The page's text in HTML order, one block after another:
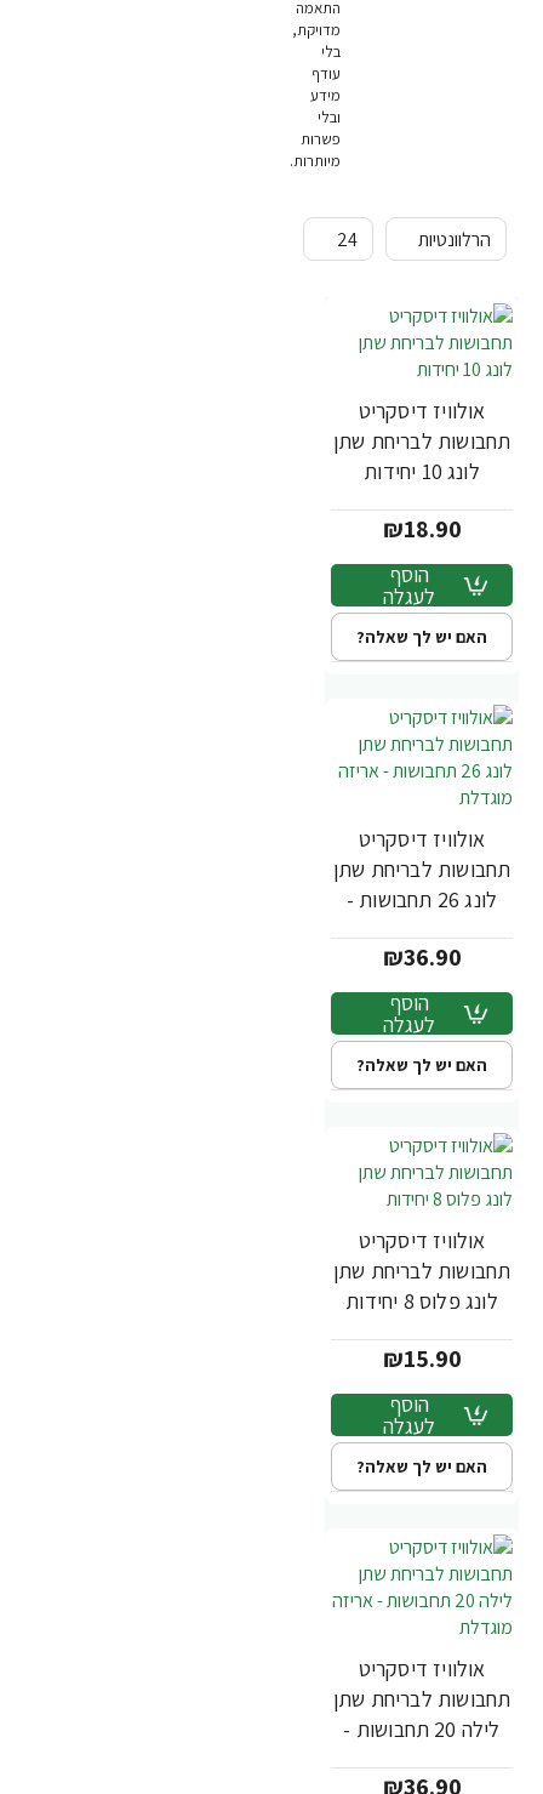
התאמה
מדויקת,
בלי
עודף
מידע
ובלי
פשרות
מיותרות.
אולוויז דיסקריט
תחבושות לבריחת שתן
לונג 10 יחידות
₪18.90
הוסף
לעגלה
האם יש לך שאלה?
אולוויז דיסקריט
תחבושות לבריחת שתן
לונג 26 תחבושות -
₪36.90
הוסף
לעגלה
האם יש לך שאלה?
אולוויז דיסקריט
תחבושות לבריחת שתן
לונג פלוס 8 יחידות
₪15.90
הוסף
לעגלה
האם יש לך שאלה?
אולוויז דיסקריט
תחבושות לבריחת שתן
לילה 20 תחבושות -
₪36.90